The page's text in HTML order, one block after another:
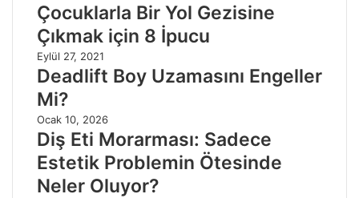
Çocuklarla Bir Yol Gezisine
Çıkmak için 8 İpucu
Eylül 27, 2021
Deadlift Boy Uzamasını Engeller
Mi?
Ocak 10, 2026
Diş Eti Morarması: Sadece
Estetik Problemin Ötesinde
Neler Oluyor?